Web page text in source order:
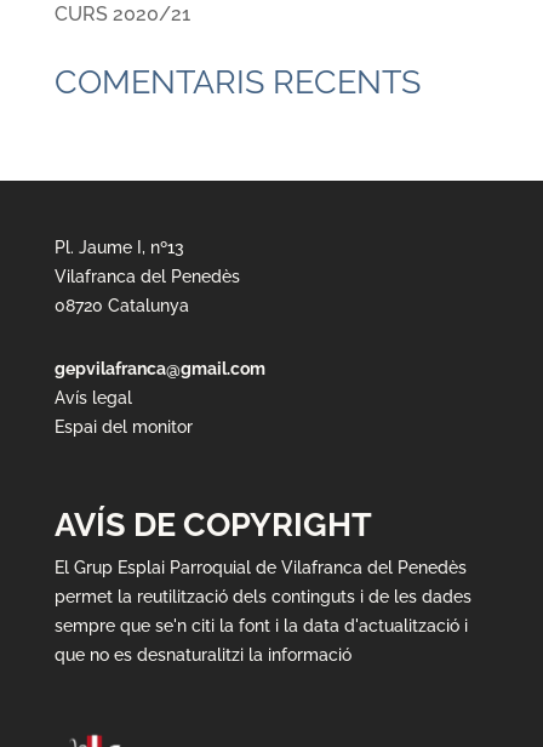
CURS 2020/21
COMENTARIS RECENTS
Pl. Jaume I, nº13
Vilafranca del Penedès
08720 Catalunya
gepvilafranca@gmail.com
Avís legal
Espai del monitor
AVÍS DE COPYRIGHT
El Grup Esplai Parroquial de Vilafranca del Penedès
permet la reutilització dels continguts i de les dades
sempre que se'n citi la font i la data d'actualització i
que no es desnaturalitzi la informació